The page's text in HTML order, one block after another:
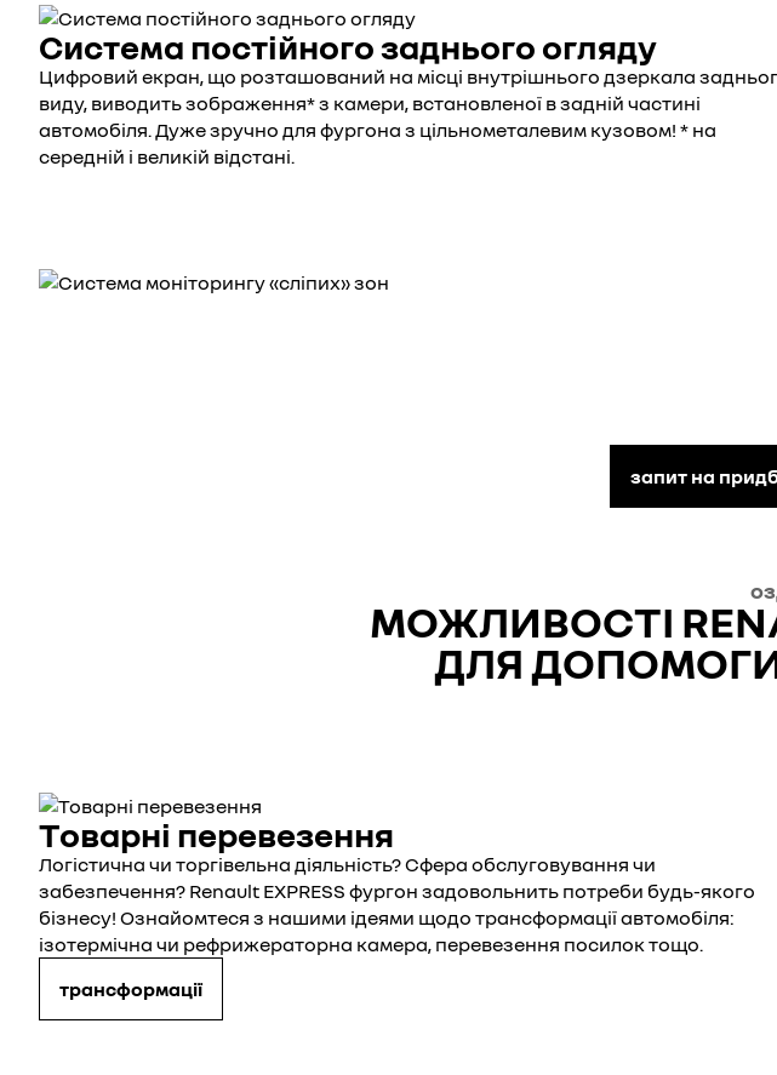
Система постійного заднього огляду
Цифровий екран, що розташований на місці внутрішнього дзеркала
виду, виводить зображення* з камери, встановленої в задній частині
автомобіля. Дуже зручно для фургона з цільнометалевим кузовом! * на
середній і великій відстані.
запит на
МОЖЛИВОСТІ
ДЛЯ
Товарні перевезення
Логістична чи торгівельна діяльність? Сфера обслуговування чи
забезпечення? Renault EXPRESS фургон задовольнить потреби будь-якого
бізнесу! Ознайомтеся з нашими ідеями щодо трансформації автомобіля:
ізотермічна чи рефрижераторна камера, перевезення посилок тощо.
трансформації